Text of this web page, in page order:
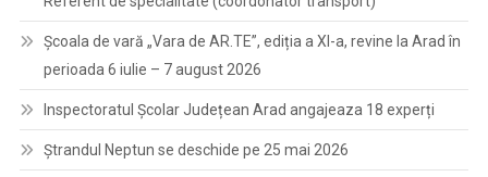
Școala de vară „Vara de AR.TE”, ediția a XI-a, revine la Arad în
perioada 6 iulie – 7 august 2026
Inspectoratul Școlar Județean Arad angajeaza 18 experți
Ștrandul Neptun se deschide pe 25 mai 2026